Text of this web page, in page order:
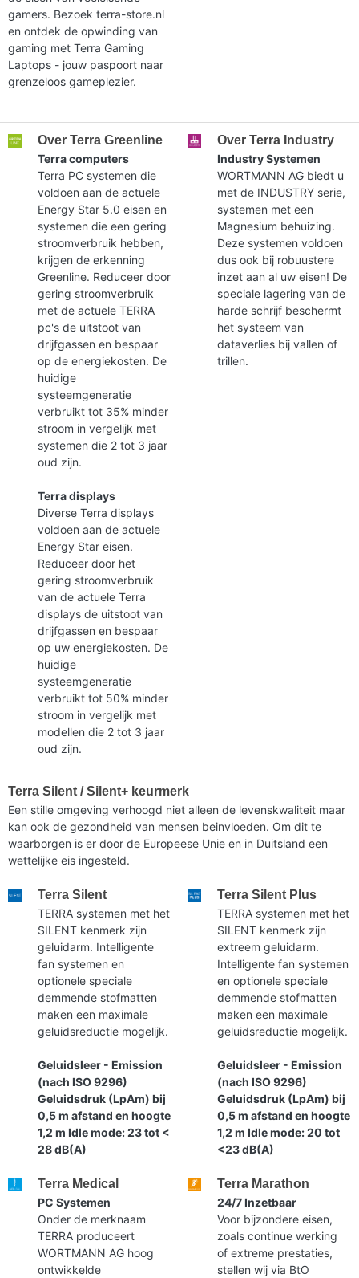
gamers. Bezoek terra-store.nl
en ontdek de opwinding van
gaming met Terra Gaming
Laptops - jouw paspoort naar
grenzeloos gameplezier.
Over Terra Greenline
Terra computers
Terra PC systemen die
voldoen aan de actuele
Energy Star 5.0 eisen en
systemen die een gering
stroomverbruik hebben,
krijgen de erkenning
Greenline. Reduceer door
gering stroomverbruik
met de actuele TERRA
pc's de uitstoot van
drijfgassen en bespaar
op de energiekosten. De
huidige
systeemgeneratie
verbruikt tot 35% minder
stroom in vergelijk met
systemen die 2 tot 3 jaar
oud zijn.
Terra displays
Diverse Terra displays
voldoen aan de actuele
Energy Star eisen.
Reduceer door het
gering stroomverbruik
van de actuele Terra
displays de uitstoot van
drijfgassen en bespaar
op uw energiekosten. De
huidige
systeemgeneratie
verbruikt tot 50% minder
stroom in vergelijk met
modellen die 2 tot 3 jaar
oud zijn.
Over Terra Industry
Industry Systemen
WORTMANN AG biedt u
met de INDUSTRY serie,
systemen met een
Magnesium behuizing.
Deze systemen voldoen
dus ook bij robuustere
inzet aan al uw eisen! De
speciale lagering van de
harde schrijf beschermt
het systeem van
dataverlies bij vallen of
trillen.
Terra Silent / Silent+ keurmerk
Een stille omgeving verhoogd niet alleen de levenskwaliteit maar
kan ook de gezondheid van mensen beinvloeden. Om dit te
waarborgen is er door de Europeese Unie en in Duitsland een
wettelijke eis ingesteld.
Terra Silent
TERRA systemen met het
SILENT kenmerk zijn
geluidarm. Intelligente
fan systemen en
optionele speciale
demmende stofmatten
maken een maximale
geluidsreductie mogelijk.
Geluidsleer - Emission
(nach ISO 9296)
Geluidsdruk (LpAm) bij
0,5 m afstand en hoogte
1,2 m Idle mode: 23 tot <
28 dB(A)
Terra Silent Plus
TERRA systemen met het
SILENT kenmerk zijn
extreem geluidarm.
Intelligente fan systemen
en optionele speciale
demmende stofmatten
maken een maximale
geluidsreductie mogelijk.
Geluidsleer - Emission
(nach ISO 9296)
Geluidsdruk (LpAm) bij
0,5 m afstand en hoogte
1,2 m Idle mode: 20 tot
<23 dB(A)
Terra Medical
PC Systemen
Onder de merknaam
TERRA produceert
WORTMANN AG hoog
ontwikkelde
Terra Marathon
24/7 Inzetbaar
Voor bijzondere eisen,
zoals continue werking
of extreme prestaties,
stellen wij via BtO